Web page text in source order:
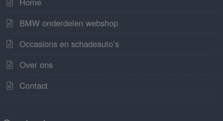
BMW onderdelen webshop
Occasions en schadeauto’s
Over ons
Contact